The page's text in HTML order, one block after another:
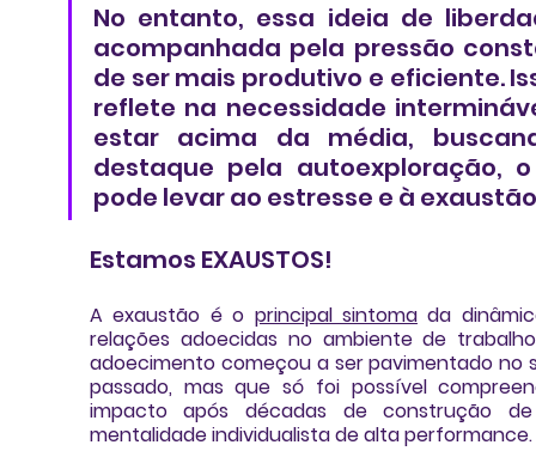
No entanto, essa ideia de
acompanhada pela pressão
de ser mais produtivo e eficiente.
reflete na necessidade
estar acima da média,
destaque pela autoexploração,
pode levar ao estresse e à
Estamos EXAUSTOS!
A exaustão é o principal sintoma da
relações adoecidas no ambiente de
adoecimento começou a ser pavimentado no
passado, mas que só foi possível
impacto após décadas de construção
mentalidade individualista de alta performance.